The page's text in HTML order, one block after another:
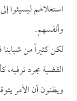
استغلالهم ليسيئوا
وأنفسهم.
لكن كثيراً من
القضية مجرد
ويظنون أن الأمر